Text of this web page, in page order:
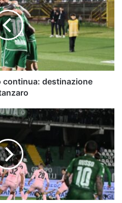
continua: destinazione